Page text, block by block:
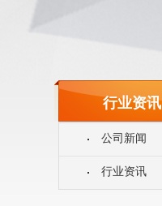
行业资讯
公司新闻
行业资讯